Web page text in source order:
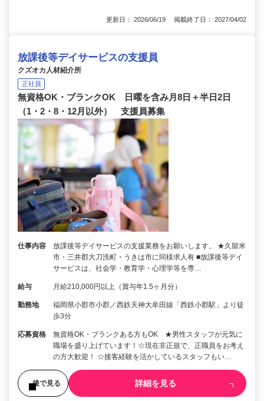
更新日： 2026/06/19 掲載終了日： 2027/04/02
放課後等デイサービスの支援員
クズオカ人材紹介所
正社員
無資格OK・ブランクOK 日曜を含み月8日＋半日2日
（1・2・8・12月以外） 支援員募集
仕事内容
放課後等デイサービスの支援業務をお願いします。 ★久留米
市・三井郡大刀洗町・うきは市に同様求人有 ■放課後等デイ
サービスは、社会学・教育学・心理学等を専…
給与 月給210,000円以上（賞与年1.5ヶ月分）
勤務地
福岡県小郡市小郡／西鉄天神大牟田線「西鉄小郡駅」より徒
歩3分
応募資格
無資格OK・ブランクある方もOK ★男性スタッフが元気に
職場を盛り上げています！☆現在非正規で、正職員をお考え
の方大歓迎！ ☆接客経験を活かしているスタッフもい…
後で見る 詳細を見る